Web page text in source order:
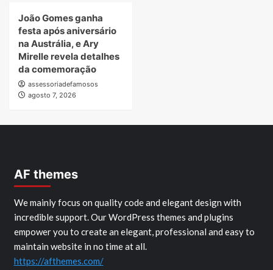
João Gomes ganha
festa após aniversário
na Austrália, e Ary
Mirelle revela detalhes
da comemoração
assessoriadefamosos
agosto 7, 2026
AF themes
We mainly focus on quality code and elegant design with
incredible support. Our WordPress themes and plugins
empower you to create an elegant, professional and easy to
maintain website in no time at all.
https://afthemes.com/